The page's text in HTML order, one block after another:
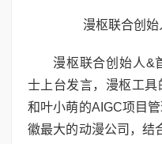
漫枢联合创
漫枢联合创始人
士上台发言，漫枢工
和叶小萌的AIGC项目
徽最大的动漫公司，结